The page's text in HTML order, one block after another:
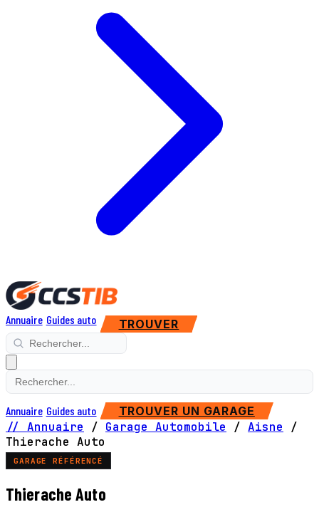
Annuaire Guides auto TROUVER
Annuaire Guides auto TROUVER UN GARAGE
// Annuaire / Garage Automobile / Aisne
/
Thierache Auto
GARAGE RÉFÉRENCÉ
Thierache Auto